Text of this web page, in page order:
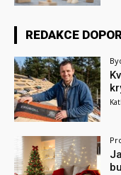
REDAKCE